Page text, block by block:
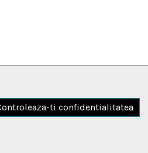
ti confidentialitatea